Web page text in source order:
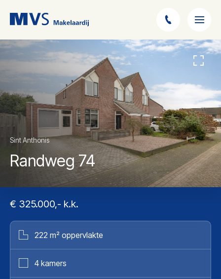
Sint Anthonis
Randweg 74
€ 325.000,- k.k.
222 m² oppervlakte
4 kamers